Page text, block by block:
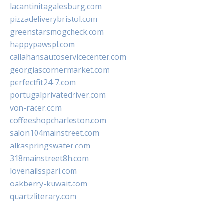
lacantinitagalesburg.com
pizzadeliverybristol.com
greenstarsmogcheck.com
happypawspl.com
callahansautoservicecenter.com
georgiascornermarket.com
perfectfit24-7.com
portugalprivatedriver.com
von-racer.com
coffeeshopcharleston.com
salon104mainstreet.com
alkaspringswater.com
318mainstreet8h.com
lovenailsspari.com
oakberry-kuwait.com
quartzliterary.com